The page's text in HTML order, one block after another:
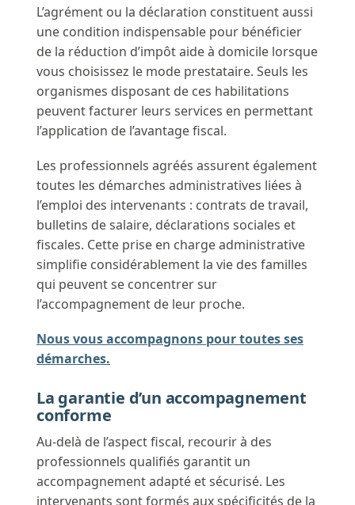
L’agrément ou la déclaration constituent aussi
une condition indispensable pour bénéficier
de la réduction d’impôt aide à domicile lorsque
vous choisissez le mode prestataire. Seuls les
organismes disposant de ces habilitations
peuvent facturer leurs services en permettant
l’application de l’avantage fiscal.
Les professionnels agréés assurent également
toutes les démarches administratives liées à
l’emploi des intervenants : contrats de travail,
bulletins de salaire, déclarations sociales et
fiscales. Cette prise en charge administrative
simplifie considérablement la vie des familles
qui peuvent se concentrer sur
l’accompagnement de leur proche.
Nous vous accompagnons pour toutes ses
démarches.
La garantie d’un accompagnement
conforme
Au-delà de l’aspect fiscal, recourir à des
professionnels qualifiés garantit un
accompagnement adapté et sécurisé. Les
intervenants sont formés aux spécificités de la